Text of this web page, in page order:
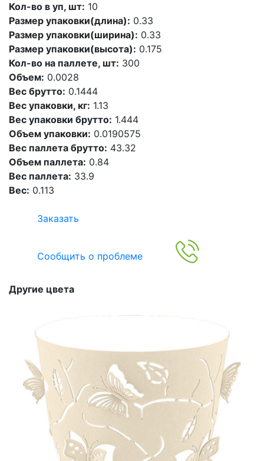
Кол-во в уп, шт: 10
Размер упаковки(длина): 0.33
Размер упаковки(ширина): 0.33
Размер упаковки(высота): 0.175
Кол-во на паллете, шт: 300
Объем: 0.0028
Вес брутто: 0.1444
Вес упаковки, кг: 1.13
Вес упаковки брутто: 1.444
Объем упаковки: 0.0190575
Вес паллета брутто: 43.32
Объем паллета: 0.84
Вес паллета: 33.9
Вес: 0.113
Заказать
Сообщить о проблеме
Другие цвета